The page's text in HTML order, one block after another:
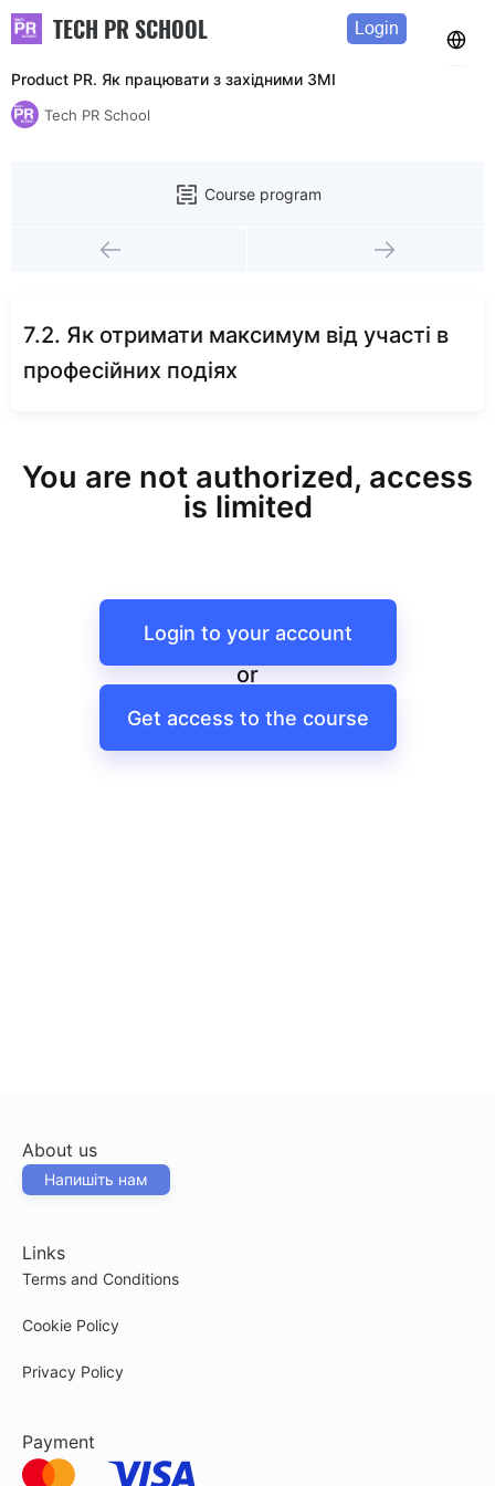
TECH PR SCHOOL Login
Product PR. Як працювати з західними ЗМІ
Tech PR School
Course program
7.2. Як отримати максимум від участі в
професійних подіях
You are not authorized, access
is limited
Login to your account
or
Get access to the course
About us
Напишіть нам
Links
Terms and Conditions
Cookie Policy
Privacy Policy
Payment